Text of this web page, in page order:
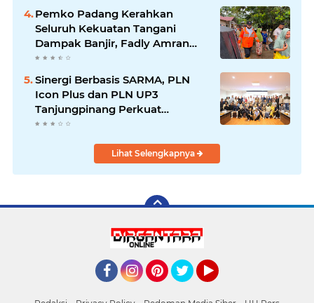
Pemko Padang Kerahkan
Seluruh Kekuatan Tangani
Dampak Banjir, Fadly Amran
Desak Percepatan Proyek
Pengendalian Bencana
Sinergi Berbasis SARMA, PLN
Icon Plus dan PLN UP3
Tanjungpinang Perkuat
Kolaborasi Strategis
Lihat Selengkapnya